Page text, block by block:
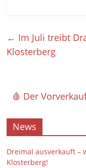
← Im Juli treibt
Klosterberg
🩸 Der
News
Dreimal ausverkauft –
Klosterberg!